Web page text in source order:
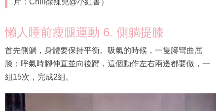
片：Chili徐辣兒@小紅書）
懶人睡前瘦腿運動 6. 側躺提膝
首先側躺，身體要保持平衡。吸氣的時候，一隻腳彎曲屈
膝；呼氣時腳伸直並向後蹬，這個動作左右兩邊都要做，一
組15次，完成2組。